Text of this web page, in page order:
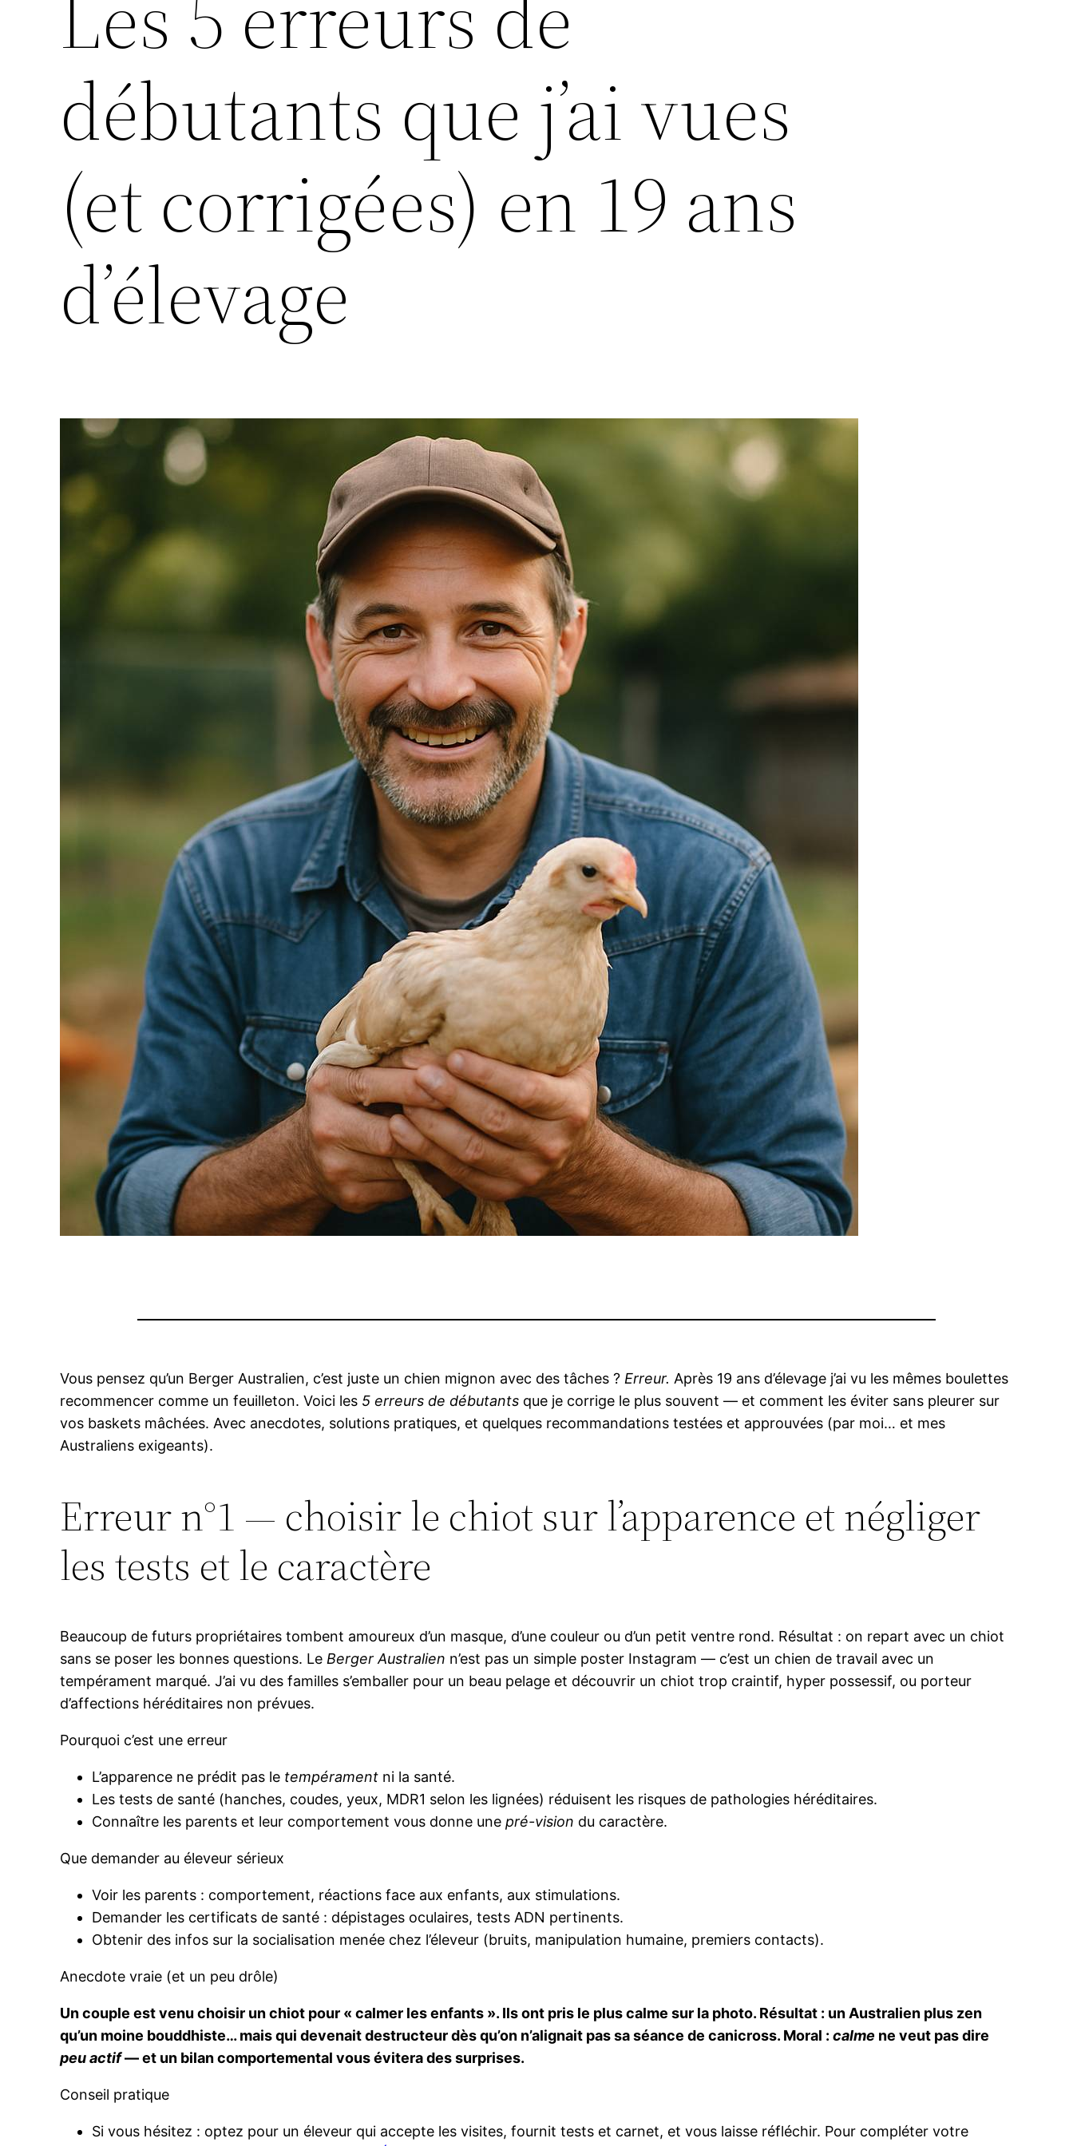
débutants que j’ai vues
(et corrigées) en 19 ans
d’élevage
Vous pensez qu’un Berger Australien, c’est juste un chien mignon avec des tâches ? Erreur. Après 19 ans d’élevage j’ai vu les mêmes boulettes
recommencer comme un feuilleton. Voici les 5 erreurs de débutants que je corrige le plus souvent — et comment les éviter sans pleurer sur
vos baskets mâchées. Avec anecdotes, solutions pratiques, et quelques recommandations testées et approuvées (par moi… et mes
Australiens exigeants).
Erreur n°1 — choisir le chiot sur l’apparence et négliger
les tests et le caractère
Beaucoup de futurs propriétaires tombent amoureux d’un masque, d’une couleur ou d’un petit ventre rond. Résultat : on repart avec un chiot
sans se poser les bonnes questions. Le Berger Australien n’est pas un simple poster Instagram — c’est un chien de travail avec un
tempérament marqué. J’ai vu des familles s’emballer pour un beau pelage et découvrir un chiot trop craintif, hyper possessif, ou porteur
d’affections héréditaires non prévues.
Pourquoi c’est une erreur
L’apparence ne prédit pas le tempérament ni la santé.
Les tests de santé (hanches, coudes, yeux, MDR1 selon les lignées) réduisent les risques de pathologies héréditaires.
Connaître les parents et leur comportement vous donne unepré-vision du caractère.
Que demander au éleveur sérieux
Voir les parents : comportement, réactions face aux enfants, aux stimulations.
Demander les certificats de santé : dépistages oculaires, tests ADN pertinents.
Obtenir des infos sur la socialisation menée chez l’éleveur (bruits, manipulation humaine, premiers contacts).
Anecdote vraie (et un peu drôle)
Un couple est venu choisir un chiot pour « calmer les enfants ». Ils ont pris le plus calme sur la photo. Résultat : un Australien plus zen
qu’un moine bouddhiste… mais qui devenait destructeur dès qu’on n’alignait pas sa séance de canicross. Moral :calme ne veut pas dire
peu actif— et un bilan comportemental vous évitera des surprises.
Conseil pratique
Si vous hésitez : optez pour un éleveur qui accepte les visites, fournit tests et carnet, et vous laisse réfléchir. Pour compléter votre